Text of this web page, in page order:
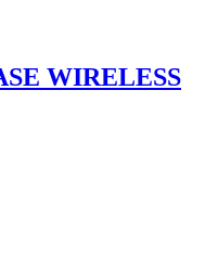
WIRELESS